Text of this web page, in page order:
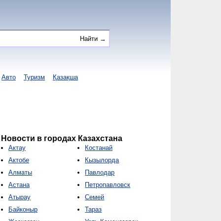
Авто Туризм Қазақша
Новости в городах Казахстана
Актау
Актобе
Алматы
Астана
Атырау
Байконыр
Костанай
Кызылорда
Павлодар
Петропавловск
Семей
Тараз